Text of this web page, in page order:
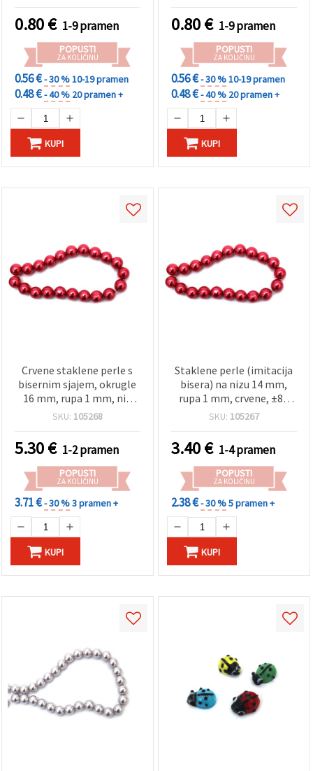
ogrlice i kreativni DIY
nakit, cca 80 cm (cca 140
kom.)
0.80€ 1-9 pramen
POPUSTI
ZA KOLIČINU
0.56 €- 30 %10-19 pramen
0.48 €- 40 % 20 pramen +
KUPI
0.80€ 1-9 pramen
POPUSTI
ZA KOLIČINU
0.56 €- 30 %10-19 pramen
0.48 €- 40 % 20 pramen +
KUPI
Crvene staklene perle s
bisernim sjajem, okrugle
16 mm, rupa 1 mm, niz
~80 cm (~50 kom), za DIY
SKU: 105268
5.30€ 1-2 pramen
POPUSTI
ZA KOLIČINU
3.71 €- 30 %3 pramen +
KUPI
Staklene perle (imitacija
bisera) na nizu 14 mm,
rupa 1 mm, crvene, ±80
cm (~60 kom)
SKU: 105267
3.40€ 1-4 pramen
POPUSTI
ZA KOLIČINU
2.38 €- 30 %5 pramen +
KUPI